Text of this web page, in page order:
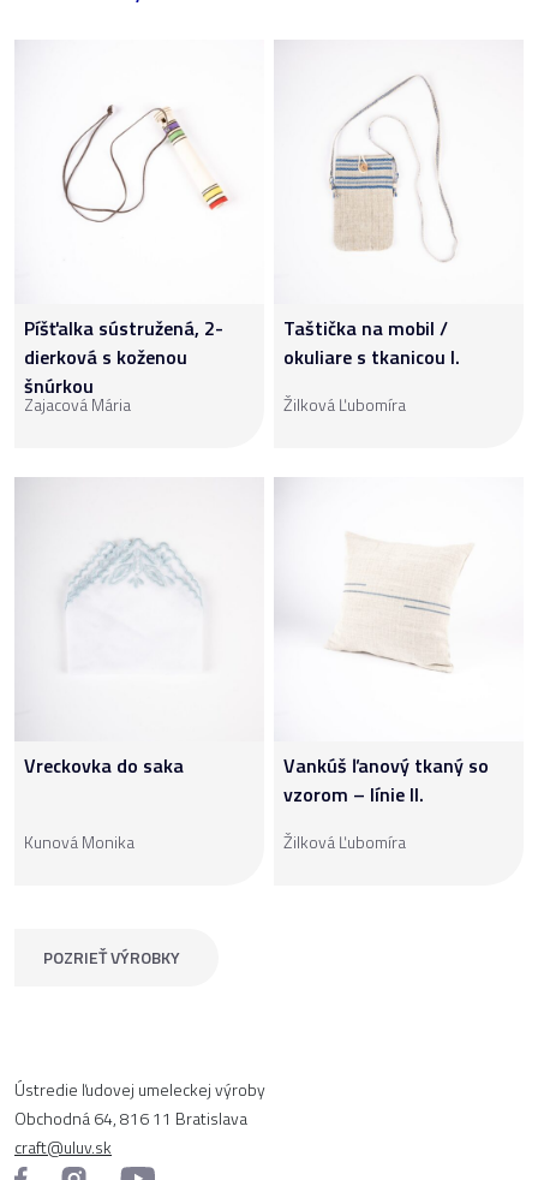
Píšťalka sústružená, 2-
dierková s koženou
šnúrkou
Zajacová Mária
Taštička na mobil /
okuliare s tkanicou I.
Žilková Ľubomíra
Vreckovka do saka
Kunová Monika
Vankúš ľanový tkaný so
vzorom – línie II.
Žilková Ľubomíra
POZRIEŤ VÝROBKY
Ústredie ľudovej umeleckej výroby
Obchodná 64, 816 11 Bratislava
craft@uluv.sk